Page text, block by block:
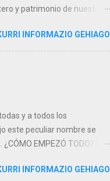
y patrimonio de nuestro
Por una parte nos
Juan el Bautista que fue
a la hija de Herodíades.
INFORMAZIO GEHIAGO
y a todos los
este peculiar nombre se
EMPEZÓ TODO? La
dirigida por el propio
INFORMAZIO GEHIAGO